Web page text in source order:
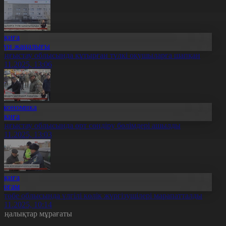
жаңалығы
облысында құтырған түлкі оқушыларға шапқан
13:06
облысында өрт сөндіру бөлімдері ашылды
13:03
облысында үлгілі көлік жүргізушілері марапатталды
10:14
мұрағаты